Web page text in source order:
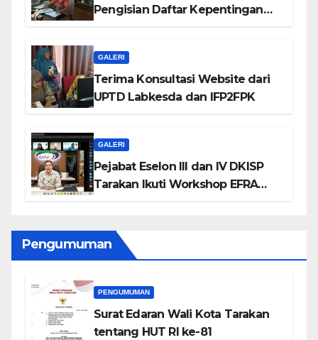
Pengisian Daftar Kepentingan
GALERI
Terima Konsultasi Website dari
UPTD Labkesda dan IFP2FPK
GALERI
Pejabat Eselon III dan IV DKISP
Tarakan Ikuti Workshop EFRA
Pengumuman
PENGUMUMAN
Surat Edaran Wali Kota Tarakan
tentang HUT RI ke-81